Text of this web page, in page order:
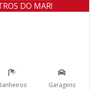
DO MAR!
Garagens